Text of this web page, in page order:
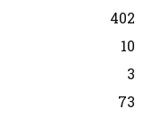
402
10
3
73